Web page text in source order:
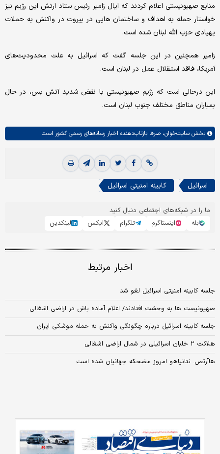
منابع صهیونیستی اعلام کردند که ایال زامیر رئیس ستاد ارتش این رژیم نیز
خواستار حمله به اهداف و ساختمان هایی در بیروت در واکنش به حملات
پهپادی حزب الله لبنان شده است.
زامیر همچنین در این جلسه گفت که اسرائیل به علت محدودیت‌های
آمریکا، فاقد استقلال عمل در لبنان است.
این درحالی است که رژیم صهیونیستی با نقض شدید آتش بس، در حال
بمباران مناطق مختلف جنوب لبنان است.
بخش سایت‌خوان، صرفا بازتاب‌دهنده اخبار رسانه‌های رسمی کشور است.
اسرائیل کابینه امنیتی اسرائیل
ما را در شبکه‌های اجتماعی دنبال کنید
بله
اینستاگرم تلگرام ایکس لینکدین
اخبار مرتبط
جلسه کابینه امنیتی اسرائیل لغو شد
صهیونیست ها به وحشت افتادند/ اعلام آماده‌ باش در اراضی اشغالی
جلسه کابینه اسرائیل درباره چگونگی واکنش به حمله موشکی ایران
هلاکت ۲ خلبان اسرائیلی در شمال اراضی اشغالی
هاآرتص: نتانیاهو امروز مضحکه جهانیان شده است